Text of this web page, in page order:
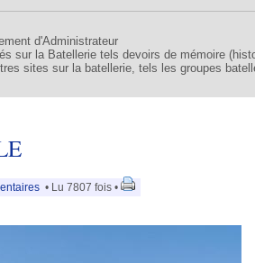
d'Administrateur
sur la Batellerie tels devoirs de mémoire
sites sur la batellerie, tels les groupes
• Lu 7807 fois •